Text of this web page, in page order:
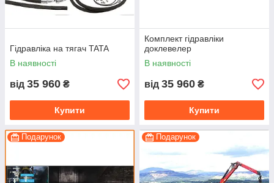
Гідравліка на тягач TATA
В наявності
від 35 960 ₴
Купити
Комплект гідравліки
доклевелер
В наявності
від 35 960 ₴
Купити
Подарунок Подарунок